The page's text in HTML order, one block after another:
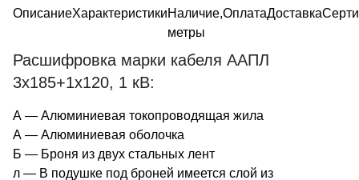
ОписаниеХарактеристикиНаличие,
метры
ОплатаДоставка
Расшифровка марки кабеля ААПЛ
3х185+1х120, 1 кВ:
А — Алюминиевая токопроводящая жила
А — Алюминиевая оболочка
Б — Броня из двух стальных лент
л — В подушке под броней имеется слой из